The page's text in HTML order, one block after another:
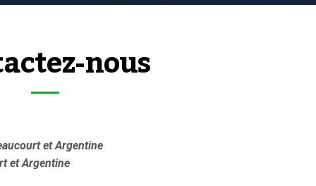
nous
et Argentine
et Argentine